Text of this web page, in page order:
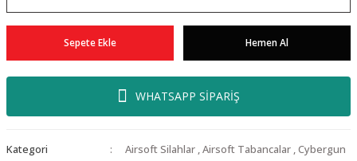
Sepete Ekle Hemen Al
WHATSAPP SİPARİŞ
Kategori Airsoft Silahlar ,Airsoft Tabancalar ,Cybergun